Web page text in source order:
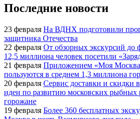
Последние новости
23 февраля На ВДНХ подготовили
защитника Отечества
22 февраля От обзорных экскурсий до
12,5 миллиона человек посетили
21 февраля Приложением «Моя
пользуются в среднем 1,3 миллиона
20 февраля Сервис доставки и скидки
идеи по развитию московских
горожане
19 февраля Более 360 бесплатных